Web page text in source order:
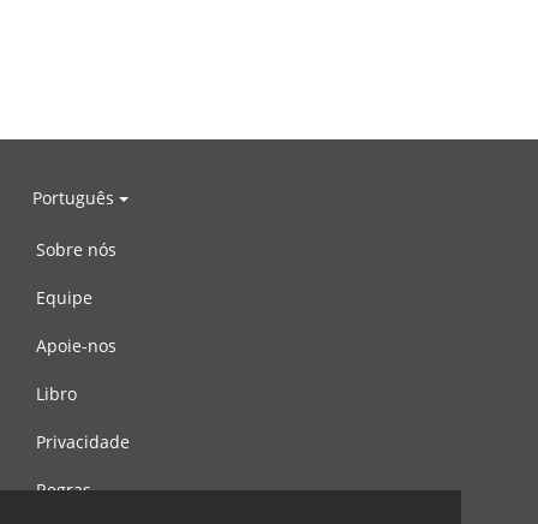
Português
Sobre nós
Equipe
Apoie-nos
Libro
Privacidade
Regras